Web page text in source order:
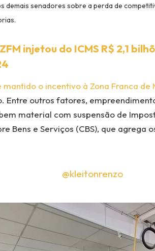
demais senadores sobre a perda de
injetou do ICMS R$ 2,1
o incentivo à Zona Franca de
Entre outros fatores,
material com suspensão de
Bens e Serviços (CBS), que agrega
@kleitonrenzo